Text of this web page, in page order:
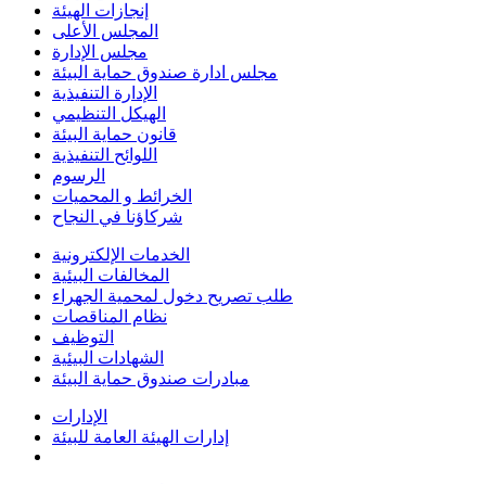
إنجازات الهيئة
المجلس الأعلى
مجلس الإدارة
مجلس ادارة صندوق حماية البيئة
الإدارة التنفيذية
الهيكل التنظيمي
قانون حماية البيئة
اللوائح التنفيذية
الرسوم
الخرائط و المحميات
شركاؤنا في النجاح
الخدمات الإلكترونية
المخالفات البيئية
طلب تصريح دخول لمحمية الجهراء
نظام المناقصات
التوظيف
الشهادات البيئية
مبادرات صندوق حماية البيئة
الإدارات
إدارات الهيئة العامة للبيئة